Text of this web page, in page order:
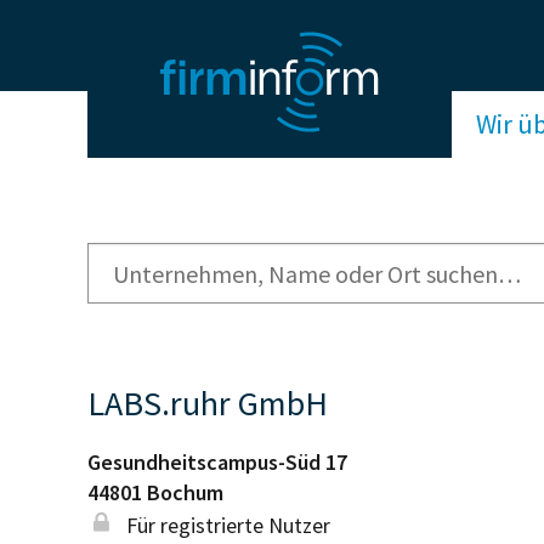
Wir
LABS.ruhr GmbH
Gesundheitscampus-Süd 17
44801 Bochum
Für registrierte Nutzer